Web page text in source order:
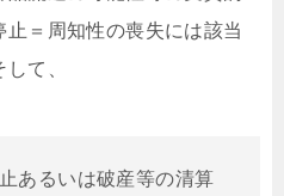
＝周知性の喪失には該当
て、
あるいは破産等の清算